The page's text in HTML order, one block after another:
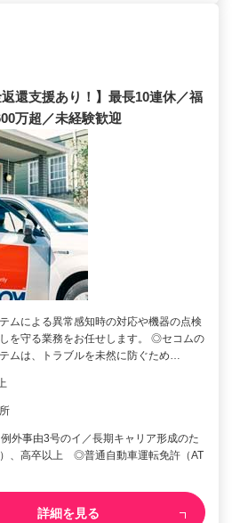
返還支援あり！】最長10連休／福
万超／未経験歓迎
ムによる異常感知時の対応や機器の点検
を守る業務をお任せします。 ◎セコムの
ムは、トラブルを未然に防ぐため…
外事由3号のイ／長期キャリア形成のた
、高卒以上 ◎普通自動車運転免許（AT
詳細を見る